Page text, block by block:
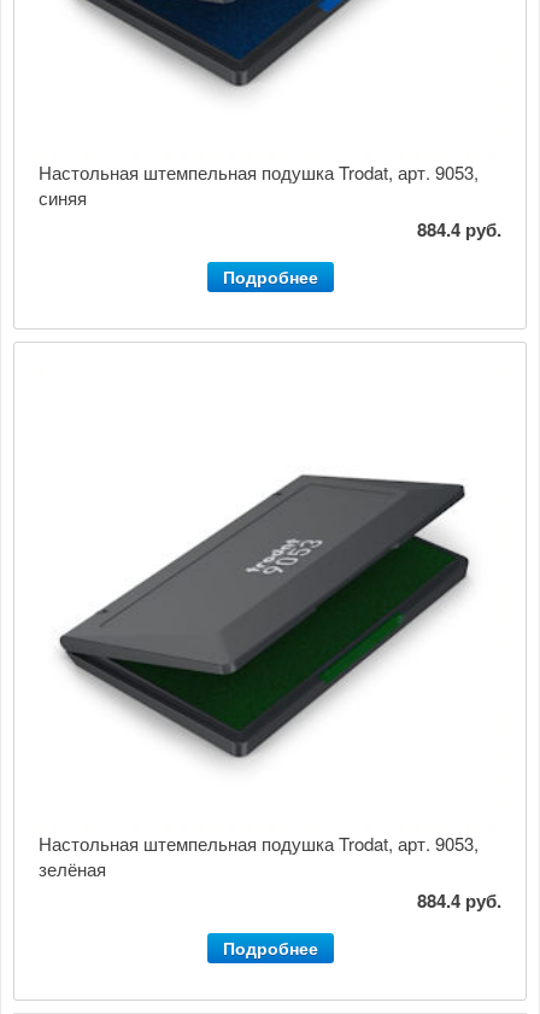
Настольная штемпельная подушка Trodat, арт. 9053,
синяя
884.4 руб.
Подробнее
Настольная штемпельная подушка Trodat, арт. 9053,
зелёная
884.4 руб.
Подробнее